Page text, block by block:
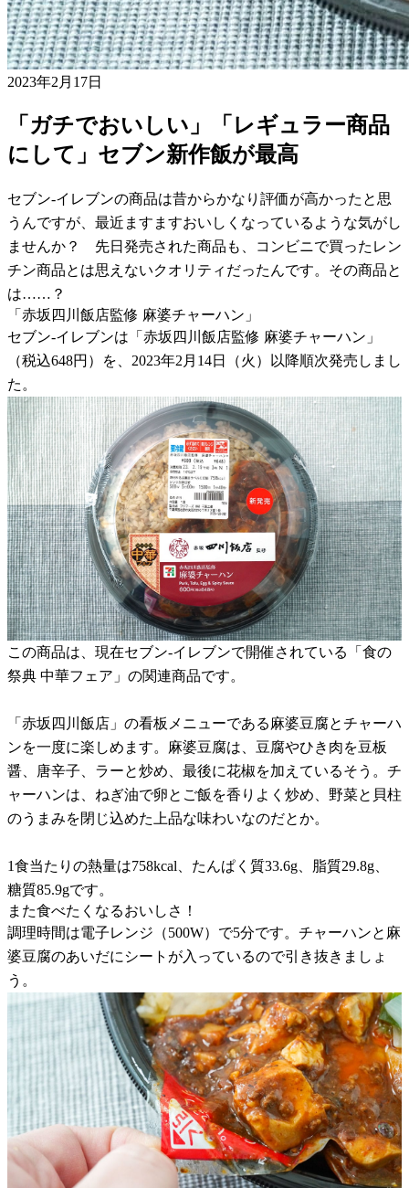
2023年2月17日
「ガチでおいしい」「レギュラー商品
にして」セブン新作飯が最高
セブン-イレブンの商品は昔からかなり評価が高かったと思
うんですが、最近ますますおいしくなっているような気がし
ませんか？ 先日発売された商品も、コンビニで買ったレン
チン商品とは思えないクオリティだったんです。その商品と
は……？
「赤坂四川飯店監修 麻婆チャーハン」
セブン-イレブンは「赤坂四川飯店監修 麻婆チャーハン」
（税込648円）を、2023年2月14日（火）以降順次発売しまし
た。
この商品は、現在セブン-イレブンで開催されている「食の
祭典 中華フェア」の関連商品です。
「赤坂四川飯店」の看板メニューである麻婆豆腐とチャーハ
ンを一度に楽しめます。麻婆豆腐は、豆腐やひき肉を豆板
醤、唐辛子、ラーと炒め、最後に花椒を加えているそう。チ
ャーハンは、ねぎ油で卵とご飯を香りよく炒め、野菜と貝柱
のうまみを閉じ込めた上品な味わいなのだとか。
1食当たりの熱量は758kcal、たんぱく質33.6g、脂質29.8g、
糖質85.9gです。
また食べたくなるおいしさ！
調理時間は電子レンジ（500W）で5分です。チャーハンと麻
婆豆腐のあいだにシートが入っているので引き抜きましょ
う。